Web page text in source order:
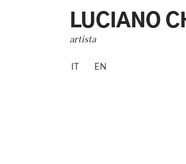
LUCIANO
artista
IT EN